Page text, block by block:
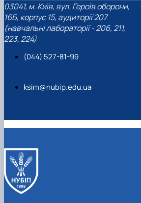
03041, м. Київ, вул. Героїв оборони,
16Б, корпус 15, аудиторії 207
(навчальні лабораторії - 206, 211,
223, 224)
(044) 527-81-99
ksim@nubip.edu.ua